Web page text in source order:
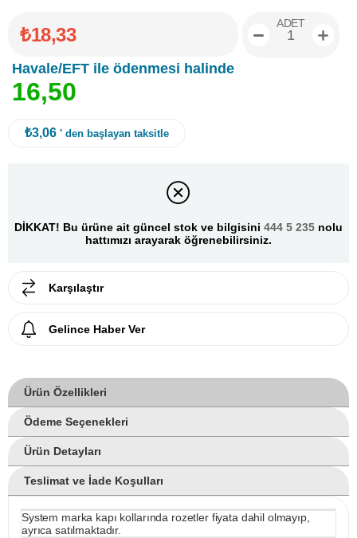
₺18,33
Havale/EFT ile ödenmesi halinde
16,50
ADET
₺3,06 ' den başlayan taksitle
DİKKAT! Bu ürüne ait güncel stok ve bilgisini 444 5 235 nolu
hattımızı arayarak öğrenebilirsiniz.
Karşılaştır
Gelince Haber Ver
Ürün Özellikleri
Ödeme Seçenekleri
Ürün Detayları
Teslimat ve İade Koşulları
System marka kapı kollarında rozetler fiyata dahil olmayıp,
ayrıca satılmaktadır.